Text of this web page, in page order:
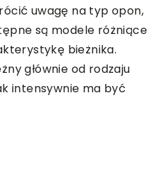
uwagę na typ opon,
są modele różniące
bieżnika.
głównie od rodzaju
intensywnie ma być